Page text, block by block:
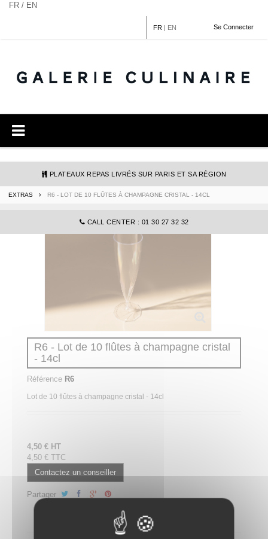
FR / EN
Se Connecter
FR| EN
PLATEAUX REPAS LIVRÉS SUR PARIS ET SA RÉGION
COMMANDE@GALERIECULINAIRE.FR
CALL CENTER : 01 30 27 32 32
EXTRAS R6 - LOT DE 10 FLÛTES À CHAMPAGNE CRISTAL - 14CL
R6 - Lot de 10 flûtes à champagne cristal
- 14cl
Référence R6
Lot de 10 flûtes à champagne cristal - 14cl
4,50 € HT
4,50 € TTC
Contactez un conseiller
Partager
Partager ce plateau repas sur LinkedIn
Panneau de gestion des cookies